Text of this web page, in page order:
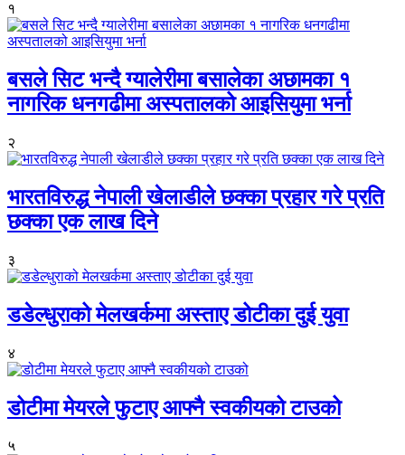
१
बसले सिट भन्दै ग्यालेरीमा बसालेका अछामका १
नागरिक धनगढीमा अस्पतालको आइसियुमा भर्ना
२
भारतविरुद्ध नेपाली खेलाडीले छक्का प्रहार गरे प्रति
छक्का एक लाख दिने
३
डडेल्धुराको मेलखर्कमा अस्ताए डोटीका दुई युवा
४
डोटीमा मेयरले फुटाए आफ्नै स्वकीयको टाउको
५